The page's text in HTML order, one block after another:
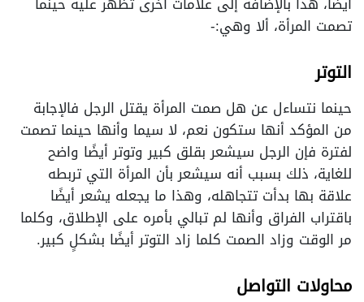
تصمت المرأة، ألا وهي:-
التوتر
حينما نتساءل عن هل صمت المرأة يقتل الرجل فالإجابة
من المؤكد أنها ستكون نعم، لا سيما وأنها حينما تصمت
لفترة فإن الرجل سيشعر بقلق كبير وتوتر أيضًا واضح
للغاية، ذلك بسبب أنه سيشعر بأن المرأة التي تربطه
علاقة بها بدأت تتجاهله، وهذا ما يجعله يشعر أيضًا
باقتراب الفراق وأنها لم تبالي بأمره على الإطلاق، وكلما
مر الوقت وزاد الصمت كلما زاد التوتر أيضًا بشكلٍ كبير.
محاولات التواصل